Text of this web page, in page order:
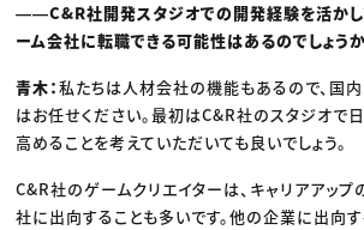
――C&R社開発スタジオでの開発経験を活かし
ーム会社に転職できる可能性はあるのでしょう
青木：私たちは人材会社の機能もあるので、国
はお任せください。最初はC&R社のスタジオで
高めることを考えていただいても良いでしょう。
C&R社のゲームクリエイターは、キャリアアッ
社に出向することも多いです。他の企業に出向